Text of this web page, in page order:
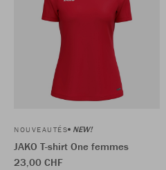
NOUVEAUTÉS NEW!
JAKO T-shirt One femmes
23,00 CHF